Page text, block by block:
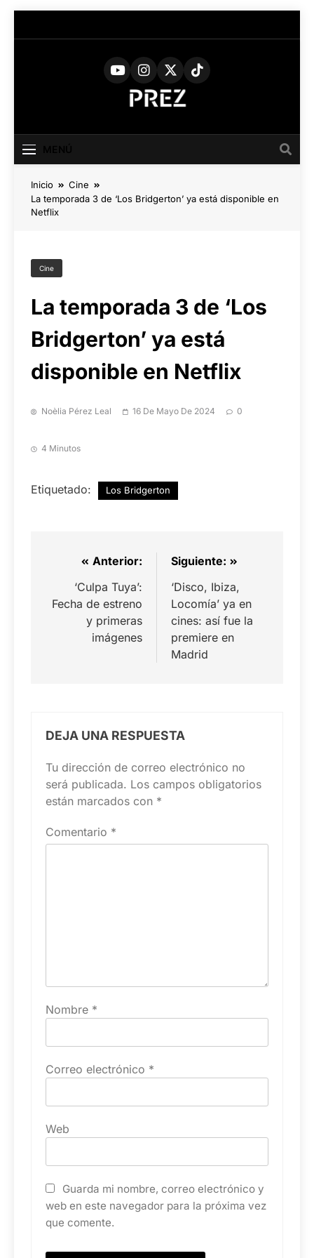
PREZ
MAGAZINE
Cultural
Inicio
Cine
La temporada 3 de ‘Los Bridgerton’ ya está disponible en
Netflix
Cine
La temporada 3 de ‘Los
Bridgerton’ ya está
disponible en Netflix
Noèlia Pérez Leal 16 De Mayo De 2024 0
4 Minutos
Etiquetado: Los Bridgerton
Anterior:
‘Culpa Tuya’:
Fecha de estreno
y primeras
imágenes
Siguiente:
‘Disco, Ibiza,
Locomía’ ya en
cines: así fue la
premiere en
Madrid
DEJA UNA RESPUESTA
Tu dirección de correo electrónico no
será publicada. Los campos obligatorios
están marcados con *
Comentario *
Nombre *
Correo electrónico *
Web
Guarda mi nombre, correo electrónico y
web en este navegador para la próxima vez
que comente.